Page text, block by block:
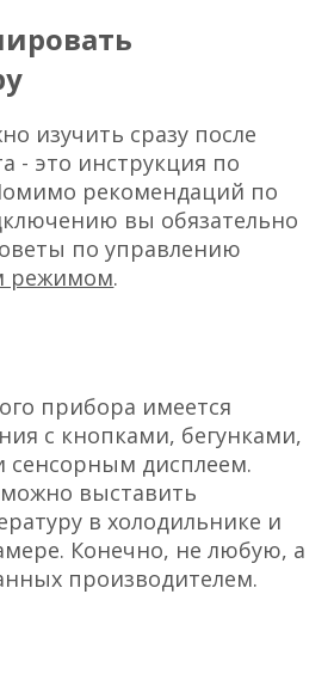
изучить сразу после
- это инструкция по
рекомендаций по
вы обязательно
по управлению
режимом.
прибора имеется
с кнопками, бегунками,
сенсорным дисплеем.
выставить
в холодильнике и
Конечно, не любую, а
производителем.